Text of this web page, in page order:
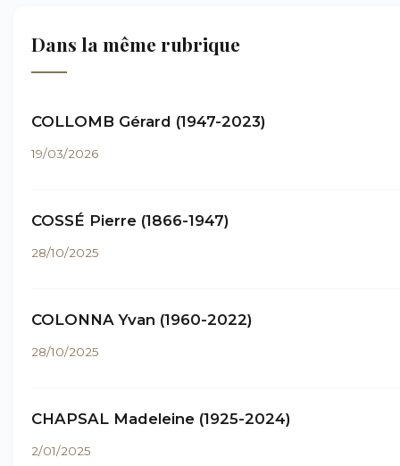
Dans la même rubrique
COLLOMB Gérard (1947-2023)
19/03/2026
COSSÉ Pierre (1866-1947)
28/10/2025
COLONNA Yvan (1960-2022)
28/10/2025
CHAPSAL Madeleine (1925-2024)
2/01/2025